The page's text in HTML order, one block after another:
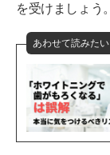
を受けましょう。
あわせて読みたい